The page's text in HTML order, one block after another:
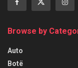
Browse by
Auto
Botë